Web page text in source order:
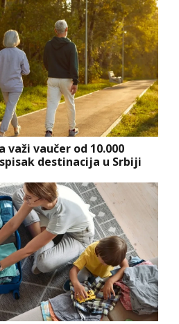
važi vaučer od 10.000
destinacija u Srbiji